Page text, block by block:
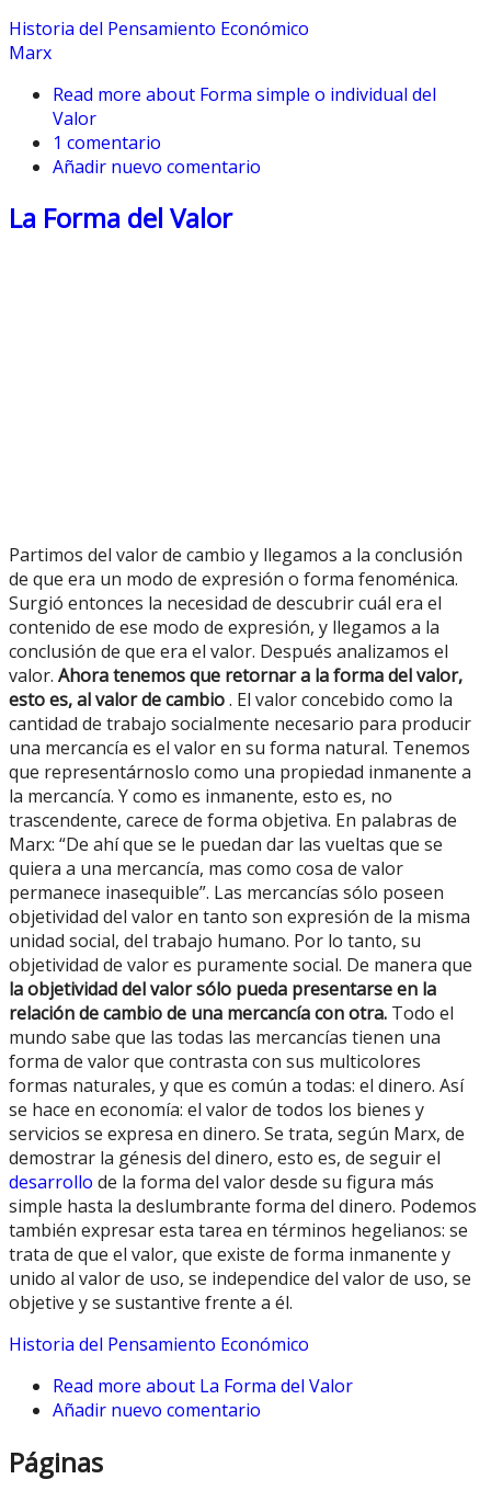
Historia del Pensamiento Económico
Marx
Read more about Forma simple o individual del
Valor
1 comentario
Añadir nuevo comentario
La Forma del Valor
Partimos del valor de cambio y llegamos a la conclusión
de que era un modo de expresión o forma fenoménica.
Surgió entonces la necesidad de descubrir cuál era el
contenido de ese modo de expresión, y llegamos a la
conclusión de que era el valor. Después analizamos el
valor. Ahora tenemos que retornar a la forma del valor,
esto es, al valor de cambio. El valor concebido como la
cantidad de trabajo socialmente necesario para producir
una mercancía es el valor en su forma natural. Tenemos
que representárnoslo como una propiedad inmanente a
la mercancía. Y como es inmanente, esto es, no
trascendente, carece de forma objetiva. En palabras de
Marx: “De ahí que se le puedan dar las vueltas que se
quiera a una mercancía, mas como cosa de valor
permanece inasequible”. Las mercancías sólo poseen
objetividad del valor en tanto son expresión de la misma
unidad social, del trabajo humano. Por lo tanto, su
objetividad de valor es puramente social. De manera que
la objetividad del valor sólo pueda presentarse en la
relación de cambio de una mercancía con otra. Todo el
mundo sabe que las todas las mercancías tienen una
forma de valor que contrasta con sus multicolores
formas naturales, y que es común a todas: el dinero. Así
se hace en economía: el valor de todos los bienes y
servicios se expresa en dinero. Se trata, según Marx, de
demostrar la génesis del dinero, esto es, de seguir el
desarrollo de la forma del valor desde su figura más
simple hasta la deslumbrante forma del dinero. Podemos
también expresar esta tarea en términos hegelianos: se
trata de que el valor, que existe de forma inmanente y
unido al valor de uso, se independice del valor de uso, se
objetive y se sustantive frente a él.
Historia del Pensamiento Económico
Read more about La Forma del Valor
Añadir nuevo comentario
Páginas